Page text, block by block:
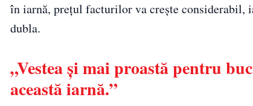
în iarnă, prețul facturilor va crește considerabil,
dubla.
„Vestea și mai proastă pentru
această iarnă.”